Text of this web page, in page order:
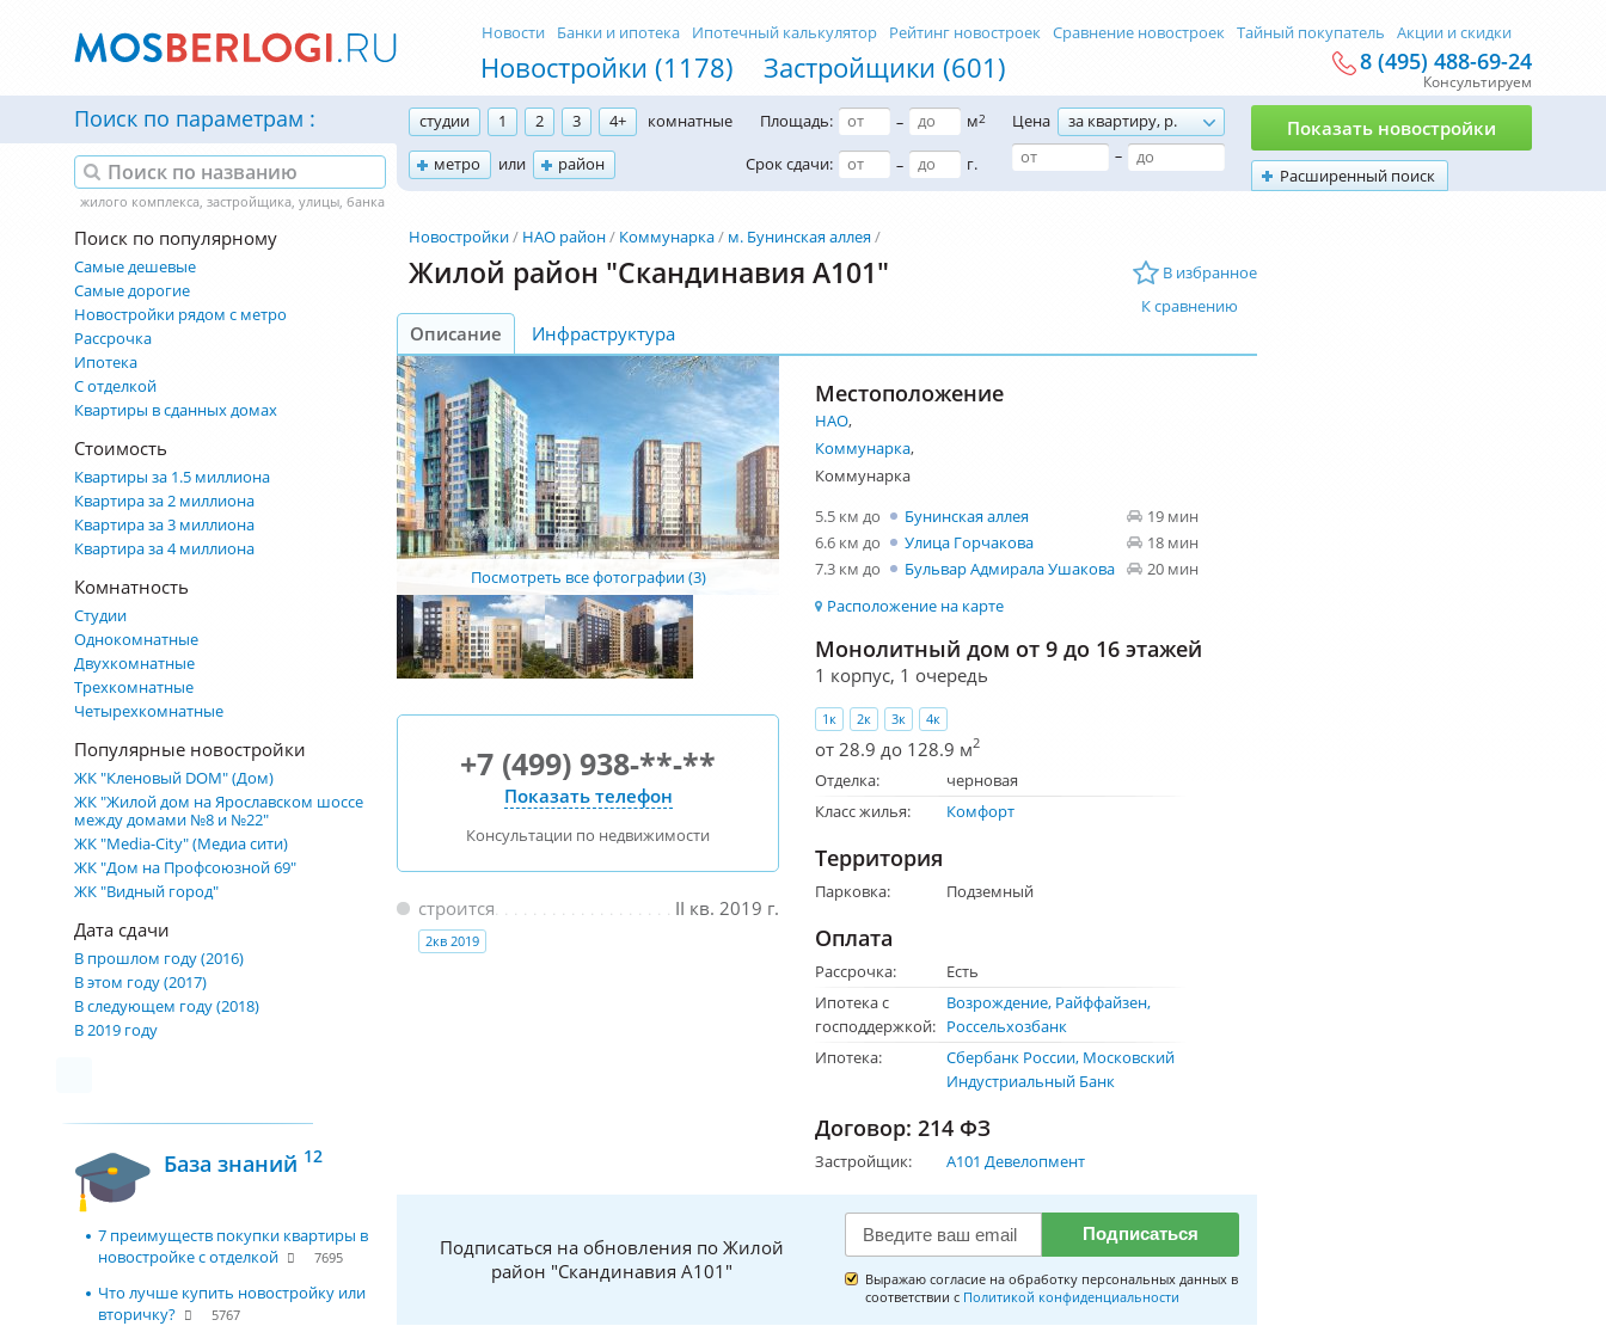
Новостройки (1178) Застройщики (601)
Новости Банки и ипотека Ипотечный калькулятор Рейтинг новостроек Сравнение новостроек Тайный покупатель Акции и скидки
8 (495) 488-69-24
Консультируем
Поиск по параметрам студии 1 2 3 4+
комнатные
метро
или район
Площадь: – м2
Срок сдачи: – г.
Цена
за квартиру, р.
–
Расширенный поиск
Показать новостройки
Поиск по популярному
Самые дешевые
Самые дорогие
Новостройки рядом с метро
Рассрочка
Ипотека
С отделкой
Квартиры в сданных домах
Стоимость
Квартиры за 1.5 миллиона
Квартира за 2 миллиона
Квартира за 3 миллиона
Квартира за 4 миллиона
Комнатность
Студии
Однокомнатные
Двухкомнатные
Трехкомнатные
Четырехкомнатные
Популярные новостройки
ЖК "Кленовый DOM" (Дом)
ЖК "Жилой дом на Ярославском шоссе
между домами №8 и №22"
ЖК "Media-City" (Медиа сити)
ЖК "Дом на Профсоюзной 69"
ЖК "Видный город"
Дата сдачи
В прошлом году (2016)
В этом году (2017)
В следующем году (2018)
В 2019 году
База знаний 12
7 преимуществ покупки квартиры в
новостройке с отделкой
7695
Что лучше купить новостройку или
вторичку?
5767
Новостройки НАО район Коммунарка
м. Бунинская аллея
В избранное
К сравнению
Жилой район "Скандинавия А101"
Описание Инфраструктура
Посмотреть все фотографии (3)
+7 (499) 938-**-**
Показать телефон
Консультации по недвижимости
II кв. 2019 г.
строится
2кв 2019
Местоположение
НАО,
Коммунарка,
Коммунарка
5.5 км до
Бунинская аллея
19 мин
6.6 км до
Улица Горчакова
18 мин
7.3 км до
Бульвар Адмирала Ушакова
20 мин
Расположение на карте
Монолитный дом от 9 до 16 этажей
1 корпус, 1 очередь
1к 2к 3к 4к
от 28.9 до 128.9 м2
Отделка:
черновая
Класс жилья:
Комфорт
Территория
Парковка: Подземный
Оплата
Рассрочка:
Есть
Ипотека с
господдержкой:
Возрождение Райффайзен
Россельхозбанк
Ипотека:
Сбербанк России Московский
Индустриальный Банк
Договор: 214 ФЗ
Застройщик: А101 Девелопмент
Подписаться на обновления по Жилой
район "Скандинавия А101"
Подписаться
Выражаю согласие на обработку персональных данных в
соответствии с Политикой конфиденциальности